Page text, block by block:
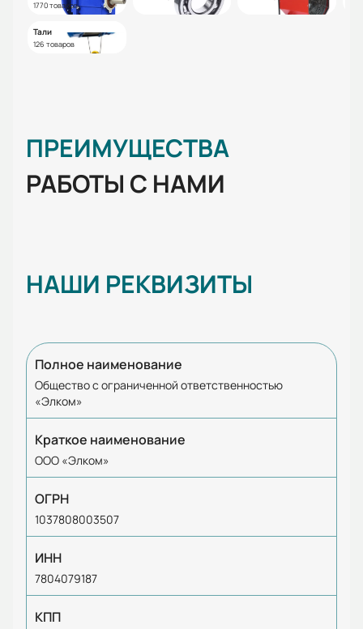
1770 товаров
Тали
126 товаров
ПРЕИМУЩЕСТВА
РАБОТЫ С НАМИ
НАШИ РЕКВИЗИТЫ
Полное наименование
Общество с ограниченной ответственностью
«Элком»
Краткое наименование
ООО «Элком»
ОГРН
1037808003507
ИНН
7804079187
КПП